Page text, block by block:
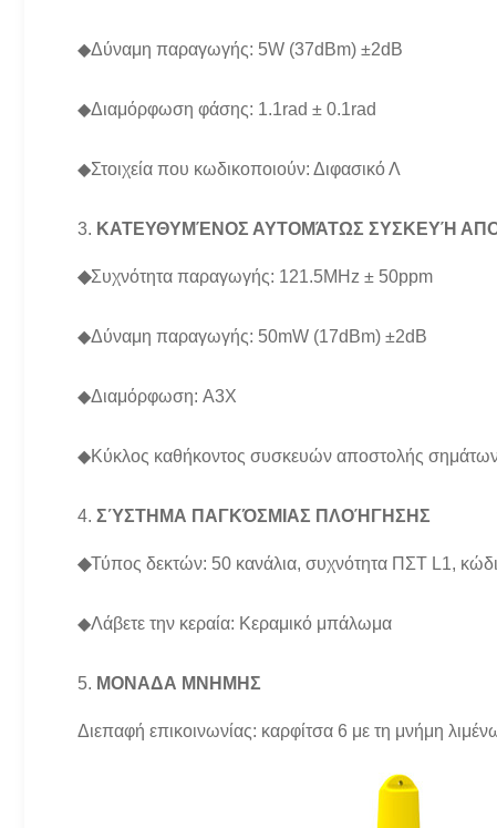
◆Δύναμη παραγωγής: 5W (37dBm) ±2dB
◆Διαμόρφωση φάσης: 1.1rad ± 0.1rad
◆Στοιχεία που κωδικοποιούν: Διφασικό Λ
3. ΚΑΤΕΥΘΥΜΈΝΟΣ ΑΥΤΟΜΆΤΩΣ ΣΥΣΚΕΥΉ
◆Συχνότητα παραγωγής: 121.5MHz ± 50ppm
◆Δύναμη παραγωγής: 50mW (17dBm) ±2dB
◆Διαμόρφωση: A3X
◆Κύκλος καθήκοντος συσκευών αποστολής
4. ΣΎΣΤΗΜΑ ΠΑΓΚΌΣΜΙΑΣ ΠΛΟΉΓΗΣΗΣ
◆Τύπος δεκτών: 50 κανάλια, συχνότητα ΠΣΤ L1,
◆Λάβετε την κεραία: Κεραμικό μπάλωμα
5. ΜΟΝΑΔΑ ΜΝΗΜΗΣ
Διεπαφή επικοινωνίας: καρφίτσα 6 με τη μνήμη